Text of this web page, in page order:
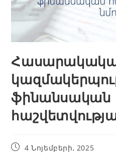
ֆինանսական
4 Նոյեմբերի, 2025